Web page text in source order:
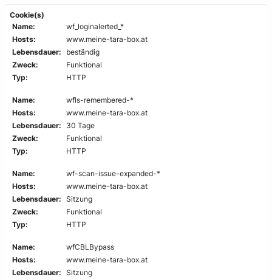
Cookie(s)
Name:
wf_loginalerted_*
Hosts:
www.meine-tara-box.at
Lebensdauer:
beständig
Zweck:
Funktional
Typ:
HTTP
Name:
wfls-remembered-*
Hosts:
www.meine-tara-box.at
Lebensdauer:
30 Tage
Zweck:
Funktional
Typ:
HTTP
Name:
wf-scan-issue-expanded-*
Hosts:
www.meine-tara-box.at
Lebensdauer: Sitzung
Zweck:
Funktional
Typ:
HTTP
Name:
wfCBLBypass
Hosts:
www.meine-tara-box.at
Lebensdauer: Sitzung